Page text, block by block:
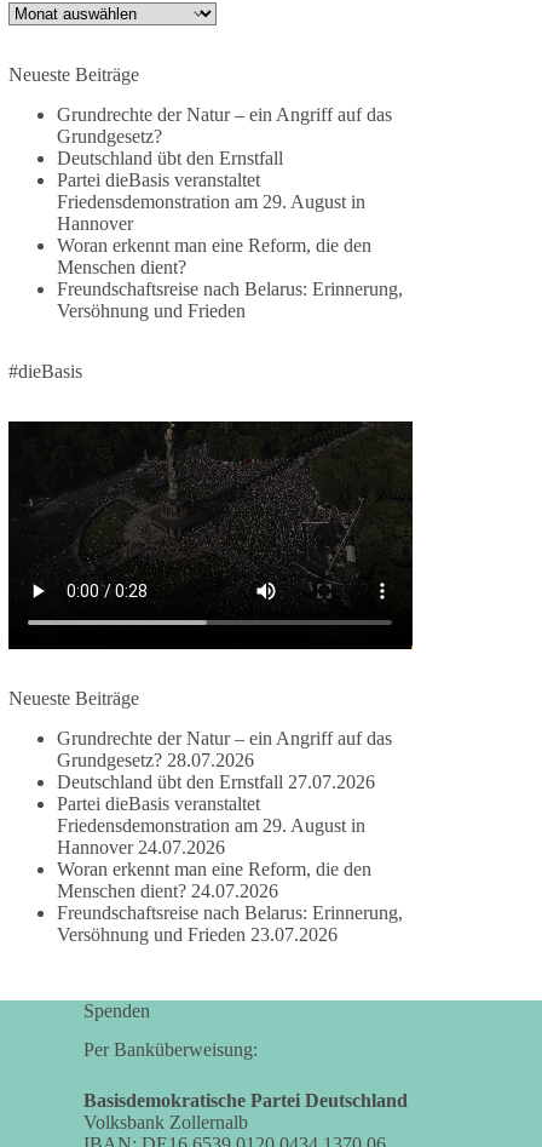
1 Tag zuvor
Jetzt dieBasis Sachsen-Anhalt unterstützen!
Die Landtagswahl 2026 in Sachsen-Anhalt findet
am 6. September statt. Die Inhalte stehen – jetzt
müssen sie gesehen, geteilt und diskutiert werden.
Folge unseren Kanälen:
Facebook:
https://www.facebook.com/groups/diebasissachse
nanhalt/
Instragram:
halt/
https://www.tiktok.com/@diebasis_sachsenanhalt
https://x.com/DieBasisLSA
https://www.youtube.com/dieBasisSachsenAnhalt
🟩🟩🟦🟦🟥🟥🟧🟧
Like, teile und kommentiere unsere Beiträge,
damit noch mehr Menschen mitbekommen, wofür
wir stehen und warum es sich lohnt, dieBasis zu
Mehr Infos:https://diebasis-st.de/wahlprogramm/
#dieBasis #Landtagswahl #SachsenAnhalt
#DeineStimmezählt #jetztunterstützen
58 6 14 Auf Facebook ansehen
DieBasis
2 Tage(n) zuvor
🔎 Über 100-mal keine Antwort.
Anthony Fauci, Immunologe und Berater des
Anhörung des US-Senats auf mehr als 100
Fragen die Aussage verweigert. Die juristische
Archiv
Neueste Beiträge
Grundrechte der Natur – ein Angriff auf das
Grundgesetz?
Deutschland übt den Ernstfall
Partei dieBasis veranstaltet
Friedensdemonstration am 29. August in
Hannover
Woran erkennt man eine Reform, die den
Menschen dient?
Freundschaftsreise nach Belarus: Erinnerung,
Versöhnung und Frieden
#dieBasis
Neueste Beiträge
Grundrechte der Natur – ein Angriff auf das
Grundgesetz? 28.07.2026
Deutschland übt den Ernstfall 27.07.2026
Partei dieBasis veranstaltet
Friedensdemonstration am 29. August in
Hannover 24.07.2026
Woran erkennt man eine Reform, die den
Menschen dient? 24.07.2026
Freundschaftsreise nach Belarus: Erinnerung,
Versöhnung und Frieden 23.07.2026
Spenden
Per Banküberweisung:
Basisdemokratische Partei Deutschland
Volksbank Zollernalb